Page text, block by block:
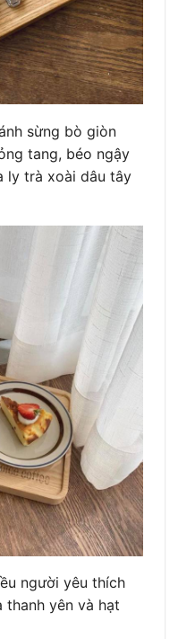
sừng bò giòn
tang, béo ngậy
ly trà xoài dâu tây
người yêu thích
thanh yên và hạt